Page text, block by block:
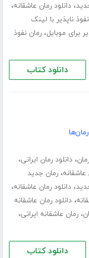
،دانلود رمان عاشقانه،
ناپذیر با لینک
برای موبایل،رمان نفوذ
دانلود کتاب
رمان،دانلود رمان ایرانی،
عاشقانه،رمان جدید
،دانلود رمان عاشقانه،
،دانلود رمان عاشقانه
،رمان عاشقانه ایرانی،
دانلود کتاب